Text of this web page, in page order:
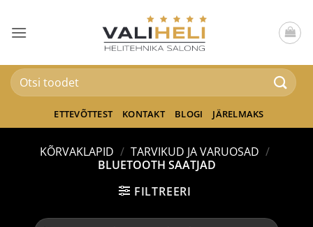
content
Otsi:
ETTEVÕTTEST KONTAKT BLOGI JÄRELMAKS
KÕRVAKLAPID / TARVIKUD JA VARUOSAD /
BLUETOOTH SAATJAD
FILTREERI